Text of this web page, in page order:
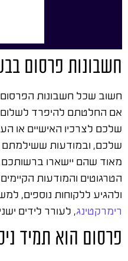
חשבונות פרסום
חשוב שכל חשבונות
אם החלטתם להיפרד
שלכם לצרכיו האישיים או
שלכם, ובמודעות ששילמתם
מאוד שהם יישארו ברשותכם.
הטרגוטים והמודעות
ולהגיע ללקוחות נוספים,
רימרקטינג, לעורר לידים
פרסום הוא תמיד